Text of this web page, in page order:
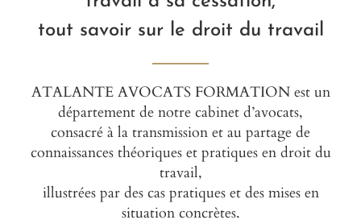
tout savoir sur le droit du travail
ATALANTE AVOCATS FORMATION est un
département de notre cabinet d’avocats,
consacré à la transmission et au partage de
connaissances théoriques et pratiques en droit du
travail,
illustrées par des cas pratiques et des mises en
situation concrètes.